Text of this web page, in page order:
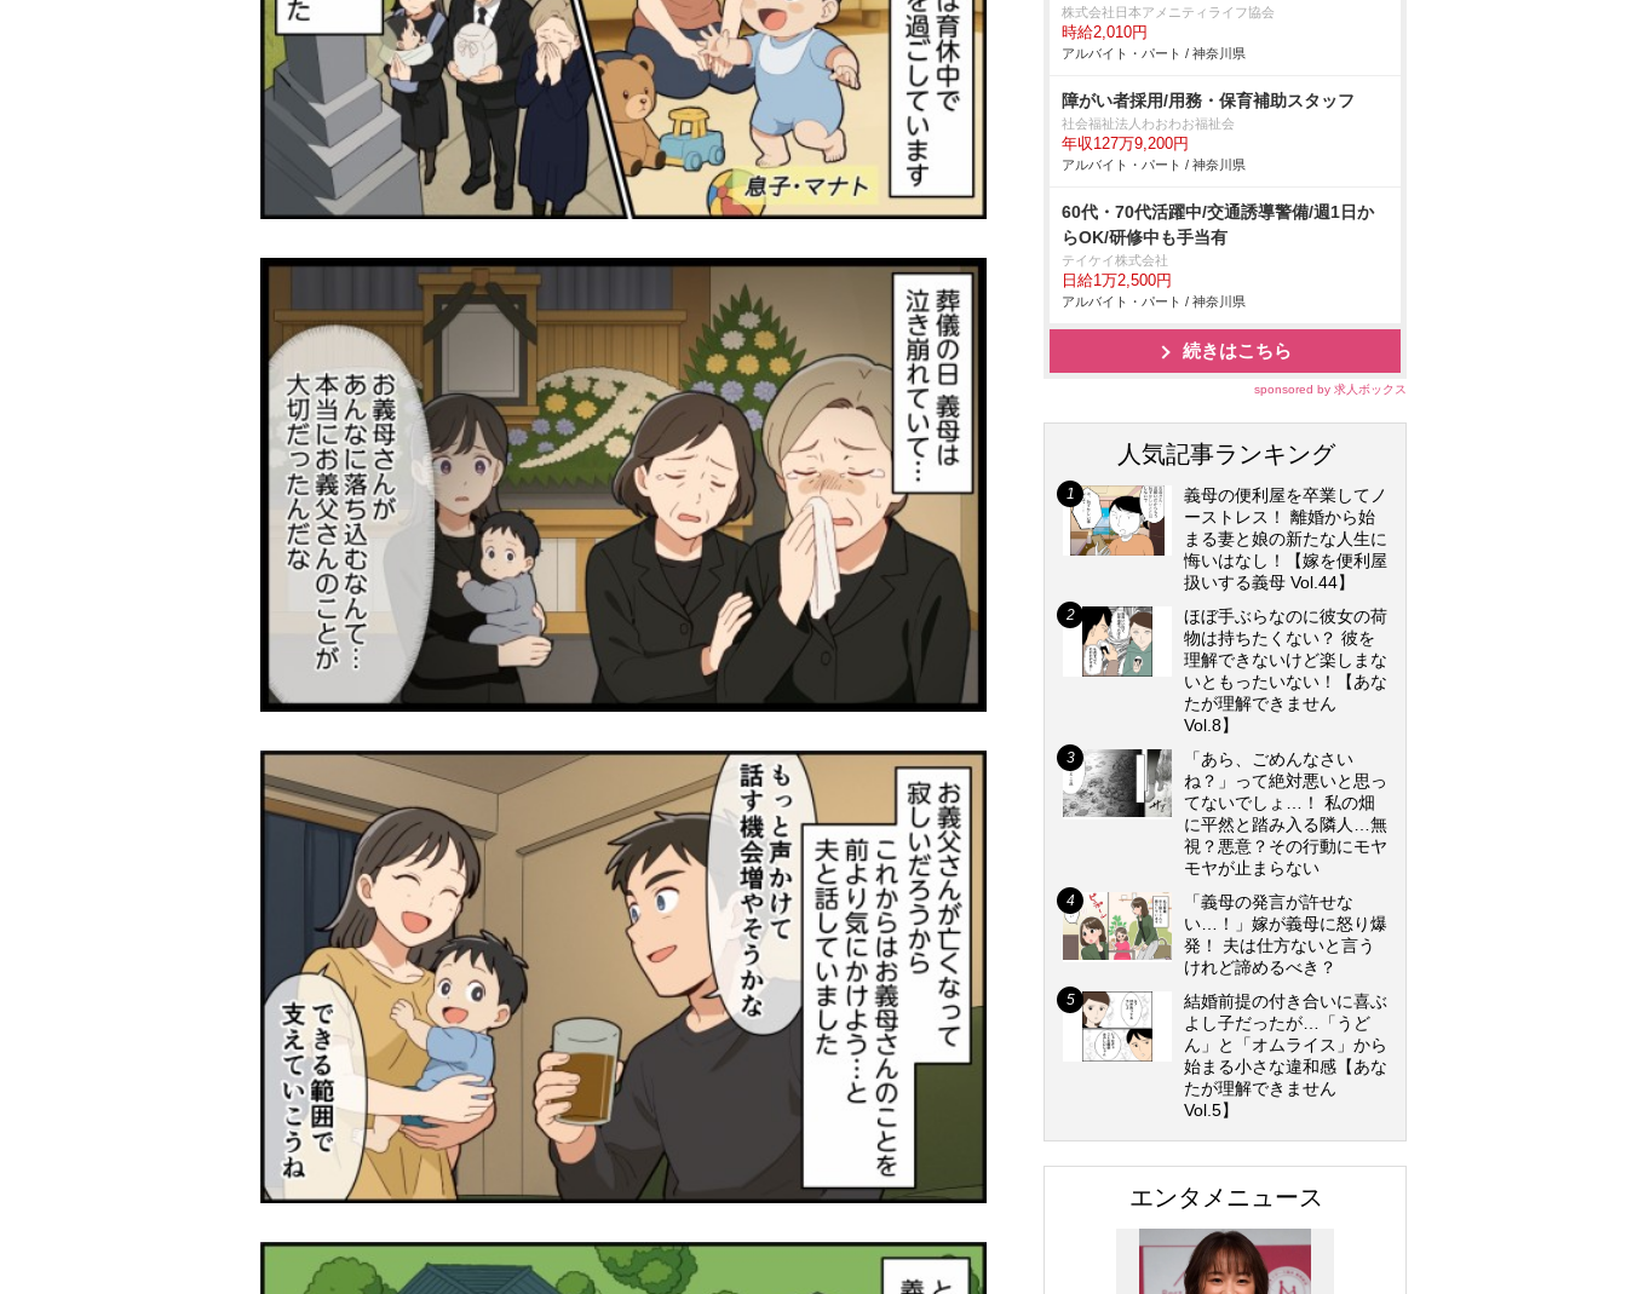
株式会社日本アメニティライフ協会
時給2,010円
アルバイト・パート / 神奈川県
障がい者採用/用務・保育補助スタッフ
社会福祉法人わおわお福祉会
年収127万9,200円
アルバイト・パート / 神奈川県
60代・70代活躍中/交通誘導警備/週1日か
らOK/研修中も手当有
テイケイ株式会社
日給1万2,500円
アルバイト・パート / 神奈川県
続きはこちら
sponsored by 求人ボックス
人気記事ランキング
義母の便利屋を卒業してノ
ーストレス！ 離婚から始
まる妻と娘の新たな人生に
悔いはなし！【嫁を便利屋
扱いする義母 Vol.44】
ほぼ手ぶらなのに彼女の荷
物は持ちたくない？ 彼を
理解できないけど楽しまな
いともったいない！【あな
たが理解できません
Vol.8】
「あら、ごめんなさい
ね？」って絶対悪いと思っ
てないでしょ…！ 私の畑
に平然と踏み入る隣人…無
視？悪意？その行動にモヤ
モヤが止まらない
「義母の発言が許せな
い…！」嫁が義母に怒り爆
発！ 夫は仕方ないと言う
けれど諦めるべき？
結婚前提の付き合いに喜ぶ
よし子だったが…「うど
ん」と「オムライス」から
始まる小さな違和感【あな
たが理解できません
Vol.5】
エンタメニュース